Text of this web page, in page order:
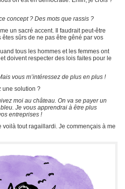
concept ? Des mots que rassis ?
un sacré accent. Il faudrait peut-être
sûrs de ne pas être gêné par vos
tous les hommes et les femmes ont
doivent respecter des lois faites pour le
vous m’intéressez de plus en plus !
une solution ?
moi au château. On va se payer un
Je vous apprendrai à être plus
entreprises !
voilà tout ragaillardi. Je commençais à me